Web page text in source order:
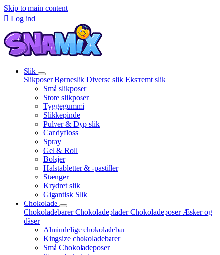
Skip to main content
 Log ind
Slik
SlikposerBørneslik Diverse slik Ekstremt slik
Små slikposer
Store slikposer
Tyggegummi
Slikkepinde
Pulver & Dyp slik
Candyfloss
Spray
Gel & Roll
Bolsjer
Halstabletter & -pastiller
Stænger
Krydret slik
Gigantisk Slik
Chokolade
ChokoladebarerChokoladepladerChokoladeposer Æsker og
dåser
Almindelige chokoladebar
Kingsize chokoladebarer
Små Chokoladeposer